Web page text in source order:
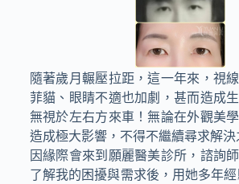
隨著歲月輾壓拉距，這一年來，視
菲貓、眼睛不適也加劇，甚而造成
無視於左右方來車！無論在外觀美
造成極大影響，不得不繼續尋求解決
因緣際會來到願麗醫美診所，諮詢
了解我的困擾與需求後，用她多年